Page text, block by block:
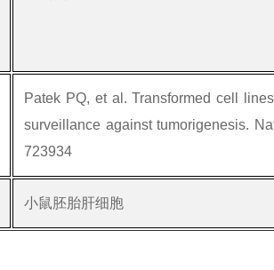
Patek PQ, et al. Transformed cell
surveillance against tumorigenesis.
723934
小鼠胚胎肝细胞